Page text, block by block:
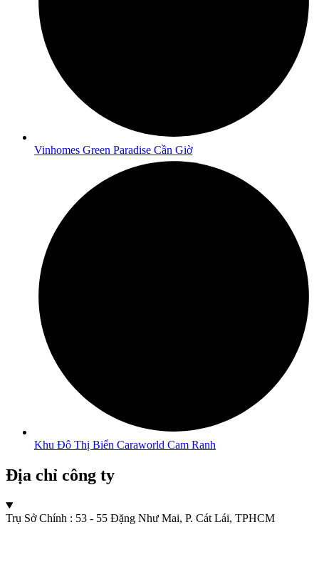
Vinhomes Green Paradise Cần Giờ
Khu Đô Thị Biển Caraworld Cam Ranh
Địa chỉ công ty
Trụ Sở Chính : 53 - 55 Đặng Như Mai, P. Cát Lái, TPHCM